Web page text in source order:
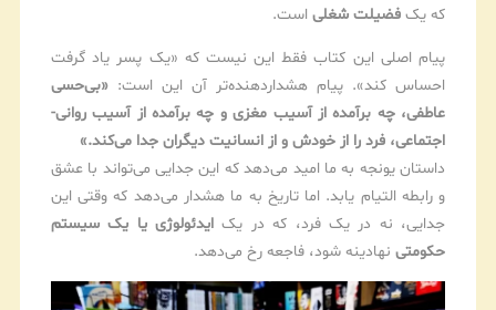
که یک فضیلت شغلیاست.
پیام اصلی این کتاب فقط این نیست که «یک پسر یاد گرفت
احساس کند». پیام هشداردهنده‌تر آن این است: «بی‌حسی
عاطفی، چه برآمده از آسیب مغزی و چه برآمده از آسیب روانی-
اجتماعی، فرد را از خودش و از انسانیت دیگران جدا می‌کند.»
داستان یونجه به ما امید می‌دهد که این جدایی می‌تواند با عشق
و رابطه التیام یابد. اما تاریخ به ما هشدار می‌دهد که وقتی این
جدایی، نه در یک فرد، که در یک ایدئولوژی یا یک سیستم
حکومتینهادینه شود، فاجعه رخ می‌دهد.